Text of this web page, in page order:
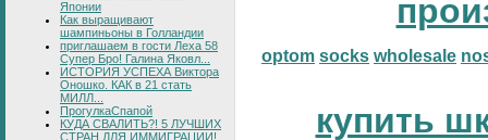
Японии
Как выращивают
шампиньоны в Голландии
приглашаем в гости Леха 58
Супер Бро! Галина Яковл...
ИСТОРИЯ УСПЕХА Виктора
Оношко. КАК в 21 стать
МИЛЛ...
ПрогулкаСпапой
КУДА СВАЛИТЬ?! 5 ЛУЧШИХ
СТРАН ДЛЯ ИММИГРАЦИИ!
optom socks wholesale
купить